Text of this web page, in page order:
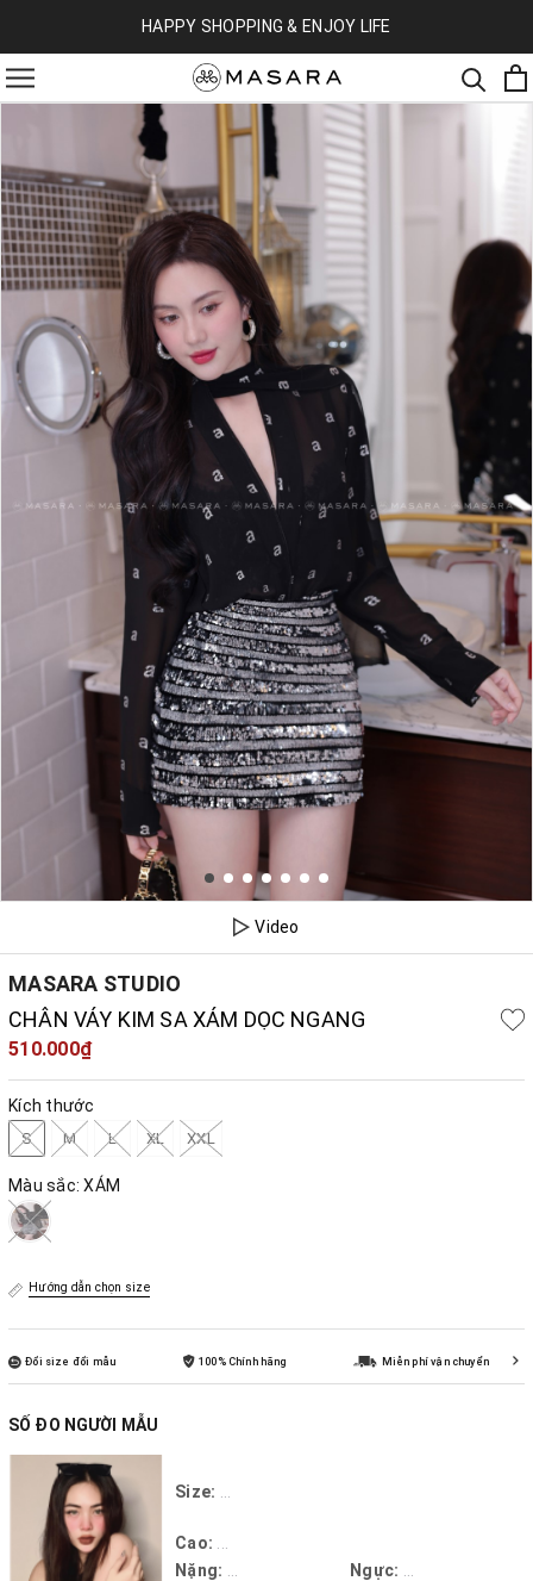
HAPPY SHOPPING & ENJOY LIFE
Video
MASARA STUDIO
CHÂN VÁY KIM SA XÁM DỌC NGANG
510.000₫
Kích thước
S M L XL XXL
Màu sắc:XÁM
Hướng dẫn chọn size
Đổi size đổi mẫu 100% Chính hãng Miễn phí vận chuyển
SỐ ĐO NGƯỜI MẪU
Size:
Cao:
Nặng:
Ngực: